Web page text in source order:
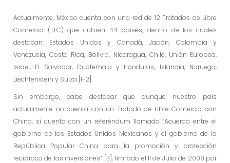
Actualmente, México cuenta con una red de 12 Tratados de Libre
Comercio (TLC) que cubren 44 países, dentro de los cuales
destacan: Estados Unidos y Canadá, Japón, Colombia y
Venezuela, Costa Rica, Bolivia, Nicaragua, Chile, Unión Europea,
Israel, El Salvador, Guatemala y Honduras, Islandia, Noruega,
Liechtenstein y Suiza [1-2].
Sin embargo, cabe destacar que aunque nuestro país
actualmente no cuenta con un Tratado de Libre Comercio con
China, sí cuenta con un referéndum llamado “Acuerdo entre el
gobierno de los Estados Unidos Mexicanos y el gobierno de la
República Popular China para la promoción y protección
recíproca de las inversiones” [3], firmado el 11 de Julio de 2008 por